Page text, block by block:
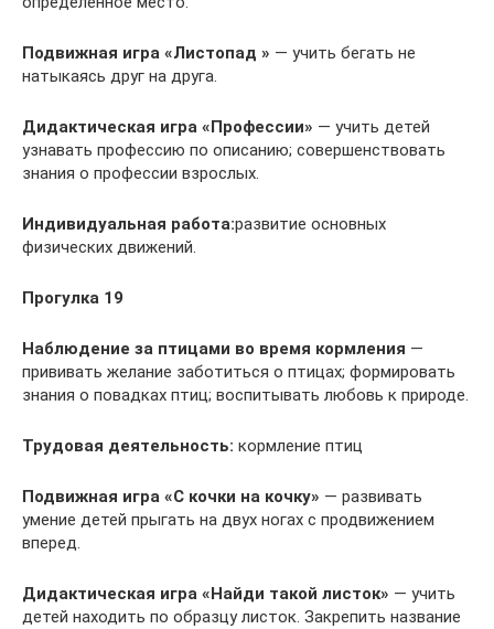
Подвижная игра «Листопад » — учить бегать не
натыкаясь друг на друга.
Дидактическая игра «Профессии» — учить детей
узнавать профессию по описанию; совершенствовать
знания о профессии взрослых.
Индивидуальная работа:развитие основных
физических движений.
Прогулка 19
Наблюдение за птицами во время кормления —
прививать желание заботиться о птицах; формировать
знания о повадках птиц; воспитывать любовь к природе.
Трудовая деятельность: кормление птиц
Подвижная игра «С кочки на кочку» — развивать
умение детей прыгать на двух ногах с продвижением
вперед.
Дидактическая игра «Найди такой листок» — учить
детей находить по образцу листок. Закрепить название